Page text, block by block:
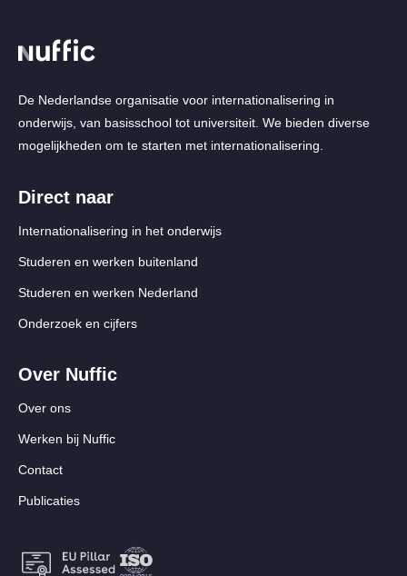
De Nederlandse organisatie voor internationalisering in
onderwijs, van basisschool tot universiteit. We bieden diverse
mogelijkheden om te starten met internationalisering.
Direct naar
Internationalisering in het onderwijs
Studeren en werken buitenland
Studeren en werken Nederland
Onderzoek en cijfers
Over Nuffic
Over ons
Werken bij Nuffic
Contact
Publicaties